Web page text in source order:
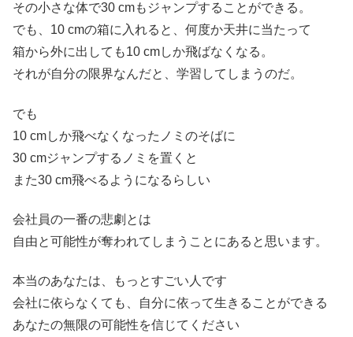
その小さな体で30 cmもジャンプすることができる。
でも、10 cmの箱に入れると、何度か天井に当たって
箱から外に出しても10 cmしか飛ばなくなる。
それが自分の限界なんだと、学習してしまうのだ。
でも
10 cmしか飛べなくなったノミのそばに
30 cmジャンプするノミを置くと
また30 cm飛べるようになるらしい
会社員の一番の悲劇とは
自由と可能性が奪われてしまうことにあると思います。
本当のあなたは、もっとすごい人です
会社に依らなくても、自分に依って生きることができる
あなたの無限の可能性を信じてください